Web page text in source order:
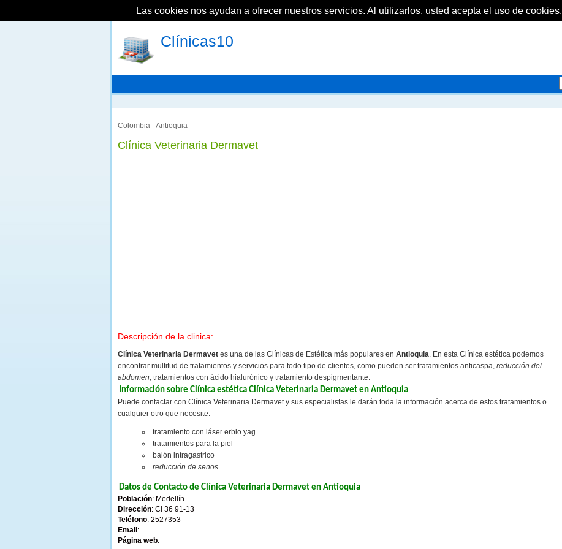
Clínicas10
Colombia -Antioquia
Clínica Veterinaria Dermavet
Descripción de la clinica:
Clínica Veterinaria Dermavet es una de las Clínicas de Estética más populares en Antioquia. En esta Clínica estética podemos
encontrar multitud de tratamientos y servicios para todo tipo de clientes, como pueden ser tratamientos anticaspa, reducción del
abdomen, tratamientos con ácido hialurónico y tratamiento despigmentante.
Información sobre Clínica estética Clínica Veterinaria Dermavet en Antioquia
Puede contactar con Clínica Veterinaria Dermavet y sus especialistas le darán toda la información acerca de estos tratamientos o
cualquier otro que necesite:
tratamiento con láser erbio yag
tratamientos para la piel
balón intragastrico
reducción de senos
Datos de Contacto de Clínica Veterinaria Dermavet en Antioquia
Población: Medellín
Dirección: Cl 36 91-13
Teléfono: 2527353
Email :
Página web:
Las cookies nos ayudan a ofrecer nuestros servicios. Al utilizarlos, usted acepta el uso de cookies.